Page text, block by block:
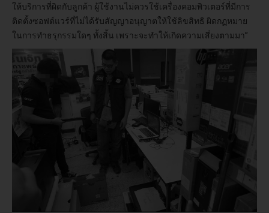
ให้บริการที่ผิดกับลูกค้า ผู้ใช้งานไม่ควรใช้เครื่องคอมพิวเตอร์ที่มีการ
ติดตั้งซอฟต์แวร์ที่ไม่ได้รับสัญญาอนุญาตให้ใช้ลิขสิทธิ ผิดกฏหมาย
ในการทำธรุกรรมใดๆ ทั้งสิ้น เพราะจะทำให้เกิดความเสี่ยงตามมา”